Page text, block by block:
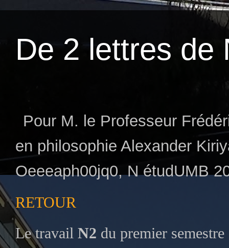
De 2 lettres de
Pour M. le Professeur
en philosophie Alexander
Oeeeaph00jq0, N étudUMB
RETOUR
Le travail N2 du premier